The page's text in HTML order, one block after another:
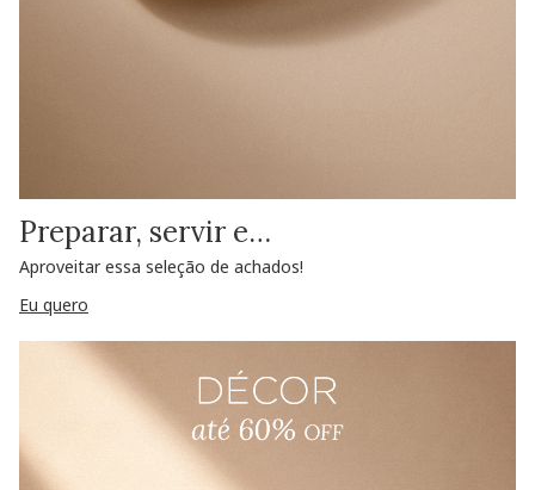
Preparar, servir e…
Aproveitar essa seleção de achados!
Eu quero